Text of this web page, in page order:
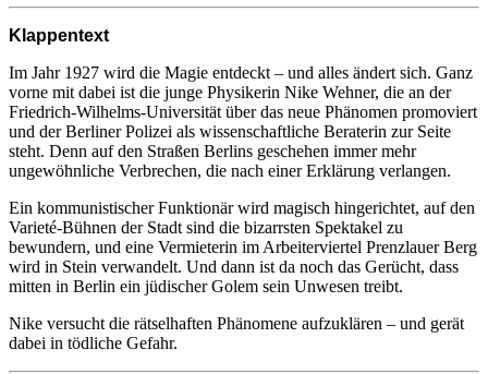
Klappentext
Im Jahr 1927 wird die Magie entdeckt – und alles ändert sich. Ganz
vorne mit dabei ist die junge Physikerin Nike Wehner, die an der
Friedrich-Wilhelms-Universität über das neue Phänomen promoviert
und der Berliner Polizei als wissenschaftliche Beraterin zur Seite
steht. Denn auf den Straßen Berlins geschehen immer mehr
ungewöhnliche Verbrechen, die nach einer Erklärung verlangen.
Ein kommunistischer Funktionär wird magisch hingerichtet, auf den
Varieté-Bühnen der Stadt sind die bizarrsten Spektakel zu
bewundern, und eine Vermieterin im Arbeiterviertel Prenzlauer Berg
wird in Stein verwandelt. Und dann ist da noch das Gerücht, dass
mitten in Berlin ein jüdischer Golem sein Unwesen treibt.
Nike versucht die rätselhaften Phänomene aufzuklären – und gerät
dabei in tödliche Gefahr.